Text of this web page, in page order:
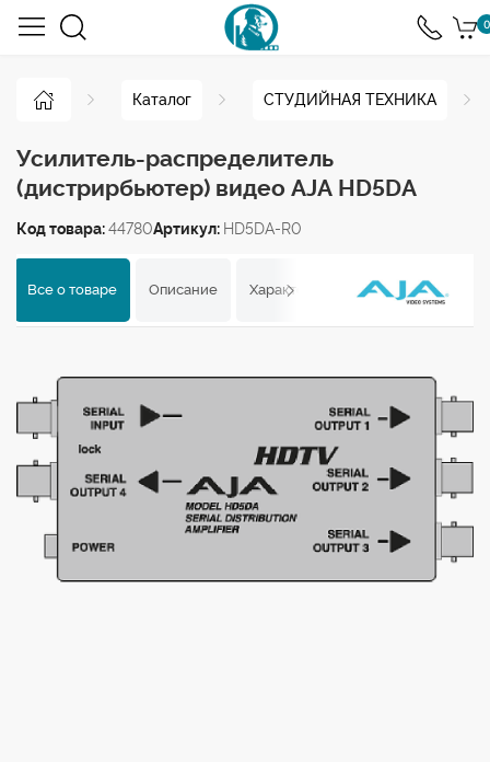
0
Каталог СТУДИЙНАЯ ТЕХНИКА
Усилитель-распределитель
(дистрирбьютер) видео AJA HD5DA
Код товара:44780Артикул: HD5DA-R0
Все о товаре Описание Характеристики Отзывы